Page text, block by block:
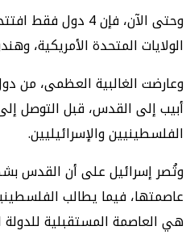
وحتى الآن، فإن 4
الولايات المتحدة الأمريكية،
وعارضت الغالبية العظمى، من
أبيب إلى القدس، قبل التوصل
الفلسطينيين والإسرائيليين.
وتُصر إسرائيل على أن القدس
عاصمتها، فيما يطالب
هي العاصمة المستقبلية للدولة